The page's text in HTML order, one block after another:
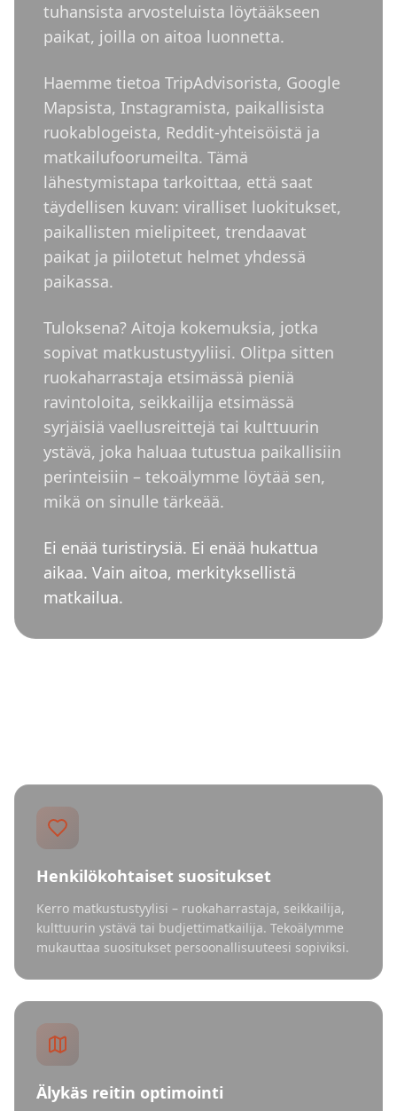
tuhansista arvosteluista löytääkseen
paikat, joilla on aitoa luonnetta.
Haemme tietoa TripAdvisorista, Google
Mapsista, Instagramista, paikallisista
ruokablogeista, Reddit-yhteisöistä ja
matkailufoorumeilta. Tämä
lähestymistapa tarkoittaa, että saat
täydellisen kuvan: viralliset luokitukset,
paikallisten mielipiteet, trendaavat
paikat ja piilotetut helmet yhdessä
paikassa.
Tuloksena? Aitoja kokemuksia, jotka
sopivat matkustustyyliisi. Olitpa sitten
ruokaharrastaja etsimässä pieniä
ravintoloita, seikkailija etsimässä
syrjäisiä vaellusreittejä tai kulttuurin
ystävä, joka haluaa tutustua paikallisiin
perinteisiin – tekoälymme löytää sen,
mikä on sinulle tärkeää.
Ei enää turistirysiä. Ei enää hukattua
aikaa. Vain aitoa, merkityksellistä
matkailua.
Henkilökohtaiset suositukset
Kerro matkustustyylisi – ruokaharrastaja, seikkailija,
kulttuurin ystävä tai budjettimatkailija. Tekoälymme
mukauttaa suositukset persoonallisuuteesi sopiviksi.
Älykäs reitin optimointi